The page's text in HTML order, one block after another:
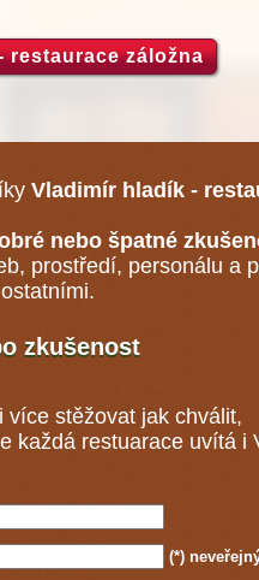
restaurace záložna
Vladimír hladík -
nebo špatné
prostředí, personálu a
zkušenost
více stěžovat jak chválit,
každá restuarace uvítá i
(*)